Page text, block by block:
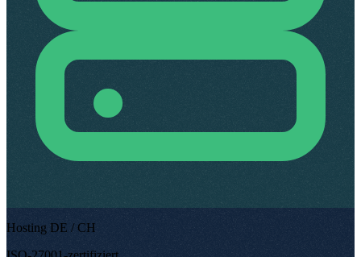
Hosting DE / CH